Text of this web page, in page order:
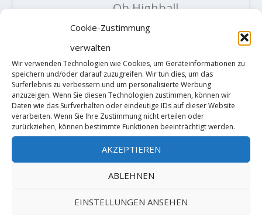
Cookie-Zustimmung
verwalten
Wir verwenden Technologien wie Cookies, um Geräteinformationen zu
speichern und/oder darauf zuzugreifen. Wir tun dies, um das
Surferlebnis zu verbessern und um personalisierte Werbung
anzuzeigen. Wenn Sie diesen Technologien zustimmen, können wir
Daten wie das Surfverhalten oder eindeutige IDs auf dieser Website
verarbeiten. Wenn Sie Ihre Zustimmung nicht erteilen oder
zurückziehen, können bestimmte Funktionen beeinträchtigt werden.
AKZEPTIEREN
ABLEHNEN
EINSTELLUNGEN ANSEHEN
Ob Highball
oder nicht,
Fels wurde
als Route
eingebohrt
und wird
damit
bevorzugt
geklettert.